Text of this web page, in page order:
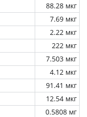
88.28 мкг
7.69 мкг
2.22 мкг
222 мкг
7.503 мкг
4.12 мкг
91.41 мкг
12.54 мкг
0.5808 мг